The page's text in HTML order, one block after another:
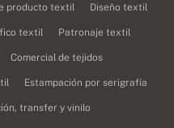
producto textil Diseño textil
textil Patronaje textil
Comercial de tejidos
Estampación por serigrafía
transfer y vinilo